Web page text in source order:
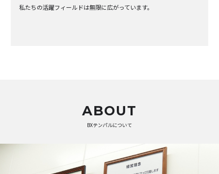
私たちの活躍フィールドは無限に広がっています。
ABOUT
BXテンパルについて